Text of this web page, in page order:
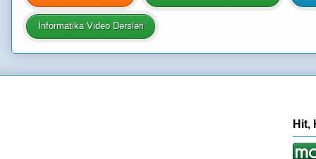
İnformatika Video Dərsləri
Hit,